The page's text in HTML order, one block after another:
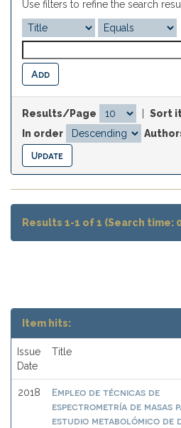
Use filters to refine the search
Results/Page
Sort
In order
Results 1-1 of 1 (Search time:
Item hits:
Issue
Date
Title
2018
Empleo de técnicas de
espectrometría de masas
estudio metabolómico de